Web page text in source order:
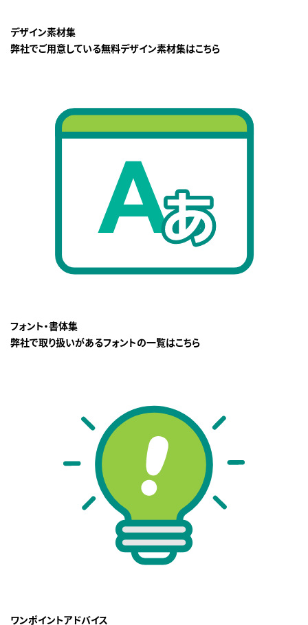
デザイン素材集
弊社でご用意している無料デザイン素材集はこちら
フォント・書体集
弊社で取り扱いがあるフォントの一覧はこちら
ワンポイントアドバイス